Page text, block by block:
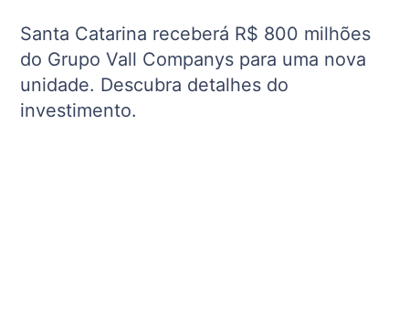
Santa Catarina receberá R$ 800 milhões
do Grupo Vall Companys para uma nova
unidade. Descubra detalhes do
investimento.